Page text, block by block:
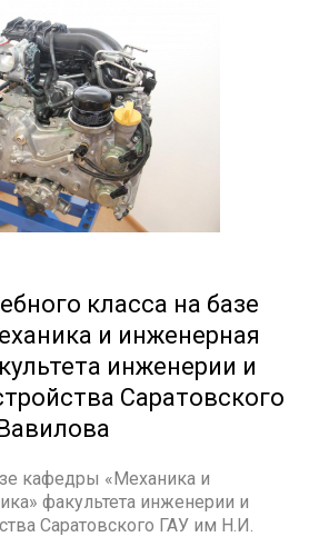
класса на базе
и инженерная
инженерии и
Саратовского
кафедры «Механика и
факультета инженерии и
Саратовского ГАУ им Н.И.